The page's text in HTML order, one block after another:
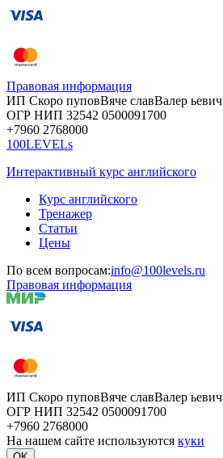
Правовая информация
ИП Скоро пуповВяче славВалер ьевич
ОГР НИП 32542 0500091700
+7960 2768000
100LEVELs
Интерактивный курс английского
Курс английского
Тренажер
Статьи
Цены
По всем вопросам:info@100levels.ru
Правовая информация
ИП Скоро пуповВяче славВалер ьевич
ОГР НИП 32542 0500091700
+7960 2768000
На нашем сайте используются куки